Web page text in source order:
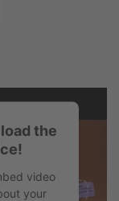
the
video
your